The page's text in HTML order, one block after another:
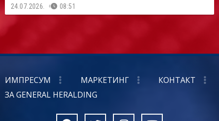
24.07.2026. 08:51
ИМПРЕСУМ МАРКЕТИНГ
КОНТАКТ
ЗА GENERAL HERALDING